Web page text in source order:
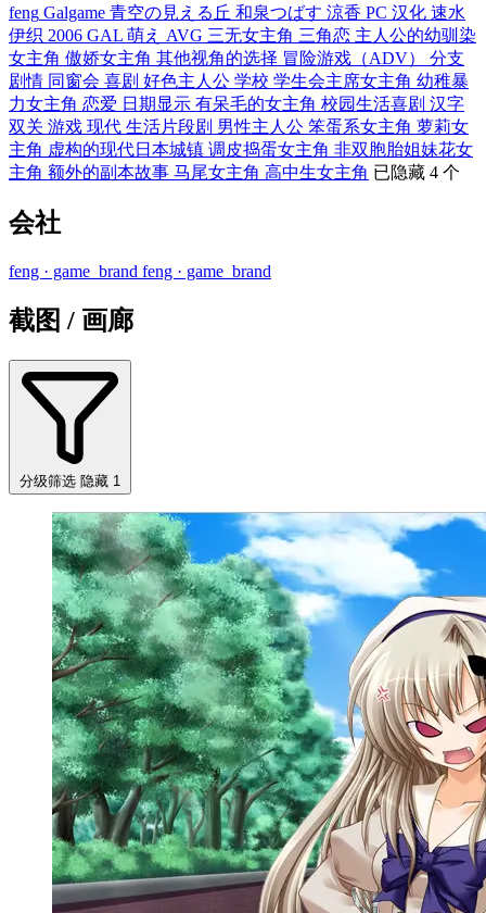
feng Galgame 青空の見える丘 和泉つばす 涼香 PC 汉化 速水
伊织 2006 GAL 萌え AVG 三无女主角 三角恋 主人公的幼驯染
女主角 傲娇女主角 其他视角的选择 冒险游戏（ADV）
分支
剧情 同窗会 喜剧 好色主人公 学校 学生会主席女主角 幼稚暴
力女主角 恋爱 日期显示 有呆毛的女主角 校园生活喜剧 汉字
双关 游戏 现代 生活片段剧 男性主人公 笨蛋系女主角 萝莉女
主角 虚构的现代日本城镇 调皮捣蛋女主角 非双胞胎姐妹花女
主角 额外的副本故事 马尾女主角 高中生女主角 已隐藏 4 个
会社
feng · game_brand feng · game_brand
截图 / 画廊
分级筛选 隐藏 1